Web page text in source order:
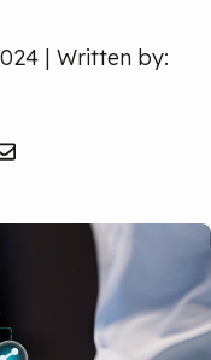
| Written by: